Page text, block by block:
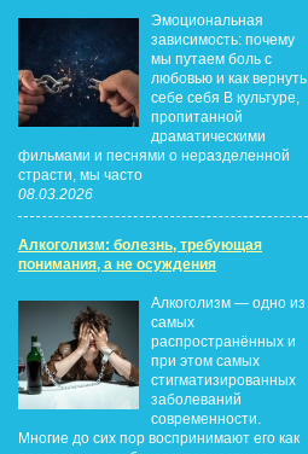
Эмоциональная
зависимость: почему
мы путаем боль с
любовью и как вернуть
себе себя В культуре,
пропитанной
драматическими
фильмами и песнями о неразделенной
страсти, мы часто
08.03.2026
Алкоголизм: болезнь, требующая
понимания, а не осуждения
Алкоголизм — одно из
самых
распространённых и
при этом самых
стигматизированных
заболеваний
современности.
Многие до сих пор воспринимают его как